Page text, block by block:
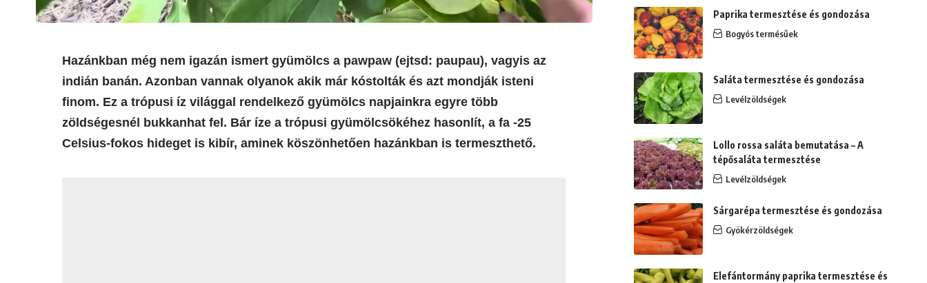
Hazánkban még nem igazán ismert gyümölcs a pawpaw (ejtsd: paupau), vagyis az
indián banán. Azonban vannak olyanok akik már kóstolták és azt mondják isteni
finom. Ez a trópusi íz világgal rendelkező gyümölcs napjainkra egyre több
zöldségesnél bukkanhat fel. Bár íze a trópusi gyümölcsökéhez hasonlít, a fa -25
Celsius-fokos hideget is kibír, aminek köszönhetően hazánkban is termeszthető.
Paprika termesztése és gondozása
Bogyós termésűek
Saláta termesztése és gondozása
Levélzöldségek
Lollo rossa saláta bemutatása – A
tépősaláta termesztése
Levélzöldségek
Sárgarépa termesztése és gondozása
Gyökérzöldségek
Elefántormány paprika termesztése és